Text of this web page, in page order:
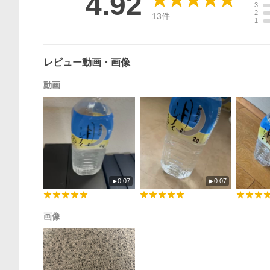
13件
3
2
1
レビュー動画・画像
動画
0:07 0:07
画像